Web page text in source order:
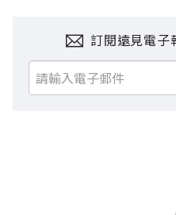
訂閱遠見電子